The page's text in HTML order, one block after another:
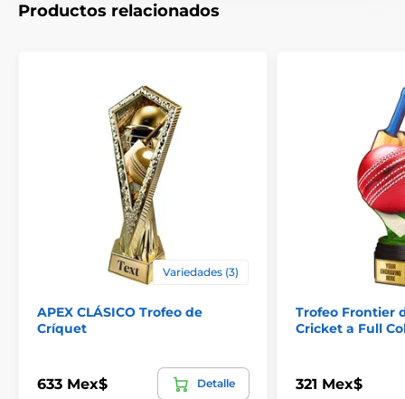
Productos relacionados
Variedades (3)
APEX CLÁSICO Trofeo de
Críquet
633 Mex$ Detalle
Trofeo Frontier
Cricket a Full
321 Mex$